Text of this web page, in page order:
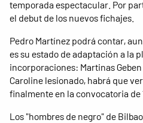
temporada espectacular. Por
el debut de los nuevos fichajes.
Pedro Martínez podrá contar,
es su estado de adaptación a la
incorporaciones: Martinas
Caroline lesionado, habrá que
finalmente en la convocatoria de
Los "hombres de negro" de